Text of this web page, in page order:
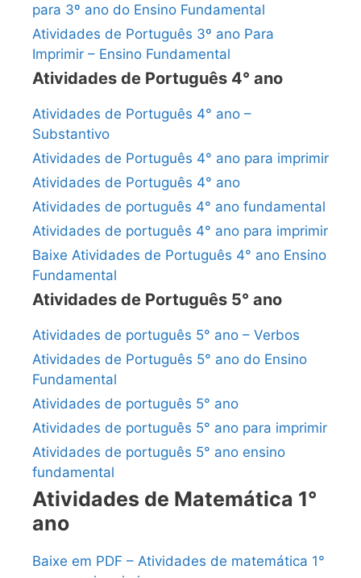
para 3º ano do Ensino Fundamental
Atividades de Português 3º ano Para
Imprimir – Ensino Fundamental
Atividades de Português 4° ano
Atividades de Português 4° ano –
Substantivo
Atividades de Português 4° ano para imprimir
Atividades de Português 4° ano
Atividades de português 4° ano fundamental
Atividades de português 4° ano para imprimir
Baixe Atividades de Português 4° ano Ensino
Fundamental
Atividades de Português 5° ano
Atividades de português 5° ano – Verbos
Atividades de Português 5° ano do Ensino
Fundamental
Atividades de português 5° ano
Atividades de português 5° ano para imprimir
Atividades de português 5° ano ensino
fundamental
Atividades de Matemática 1°
ano
Baixe em PDF – Atividades de matemática 1°